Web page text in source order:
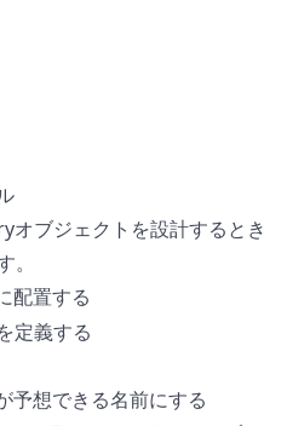
オブジェクトを設計するとき
配置する
定義する
予想できる名前にする